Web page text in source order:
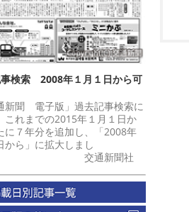
検索 2008年１月１日から可
新聞 電子版」過去記事検索に
これまでの2015年１月１日か
に７年分を追加し、「2008年
から」に拡大しまし
交通新聞社